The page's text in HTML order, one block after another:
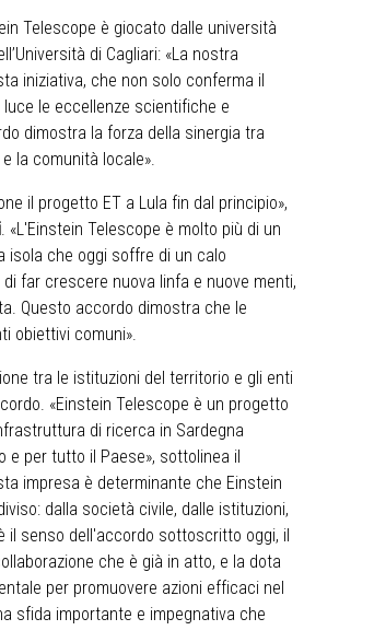
Telescope è giocato dalle università
di Cagliari: «La nostra
iniziativa, che non solo conferma il
le eccellenze scientifiche e
dimostra la forza della sinergia tra
la comunità locale».
il progetto ET a Lula fin dal principio»,
. «L'Einstein Telescope è molto più di un
isola che oggi soffre di un calo
far crescere nuova linfa e nuove menti,
Questo accordo dimostra che le
obiettivi comuni».
tra le istituzioni del territorio e gli enti
«Einstein Telescope è un progetto
di ricerca in Sardegna
per tutto il Paese», sottolinea il
impresa è determinante che Einstein
dalla società civile, dalle istituzioni,
il senso dell'accordo sottoscritto oggi, il
che è già in atto, e la dota
per promuovere azioni efficaci nel
sfida importante e impegnativa che